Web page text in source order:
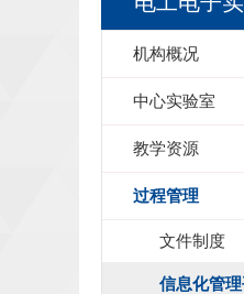
机构概况
中心实验室
教学资源
过程管理
文件制度
信息化管